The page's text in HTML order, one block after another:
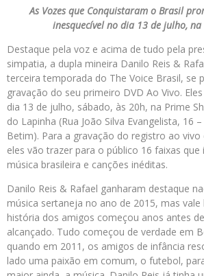
As Vozes que Conquistaram o Brasil
inesquecível no dia 13 de julho, na
Destaque pela voz e acima de tudo pela
simpatia, a dupla mineira Danilo Reis &
terceira temporada do The Voice Brasil, se
gravação do seu primeiro DVD Ao Vivo.
dia 13 de julho, sábado, às 20h, na Prime
do Lapinha (Rua João Silva Evangelista, 16
Betim). Para a gravação do registro ao
eles vão trazer para o público 16 faixas que
música brasileira e canções inéditas.
Danilo Reis & Rafael ganharam destaque
música sertaneja no ano de 2015, mas vale
história dos amigos começou anos antes
alcançado. Tudo começou de verdade em
quando em 2011, os amigos de infância
lado uma paixão em comum, o futebol,